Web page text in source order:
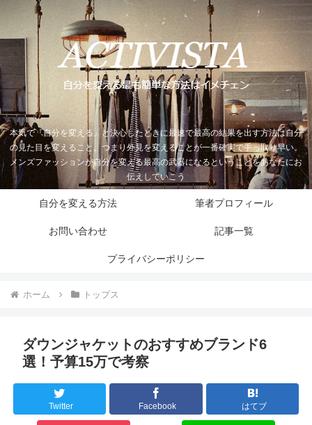
本気で『自分を変える』と決心したときに最速で最高の結果を出す方法は自分
の見た目を変えること。つまり外見を変えることが一番確実で手っ取り早い。
メンズファッションが自分を変える最高の武器になるということをあなたにお
伝えしていこう
自分を変える方法 筆者プロフィール
お問い合わせ 記事一覧
プライバシーポリシー
ホーム トップス
ダウンジャケットのおすすめブランド6
選！予算15万で考察
Twitter Facebook はてブ